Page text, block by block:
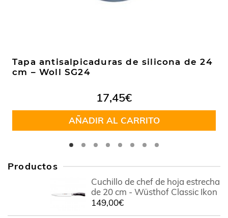
Tapa antisalpicaduras de silicona de 24
cm – Woll SG24
17,45€
AÑADIR AL CARRITO
Productos
Cuchillo de chef de hoja estrecha
de 20 cm - Wüsthof Classic Ikon
149,00€